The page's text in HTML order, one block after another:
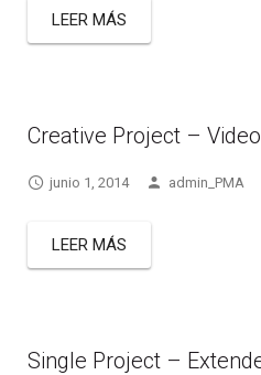
LEER MÁS
Creative Project – Video
junio 1, 2014 admin_PMA
LEER MÁS
Single Project –